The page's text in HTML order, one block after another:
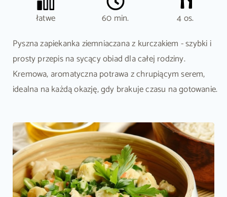
łatwe 60 min.
4 os.
Pyszna zapiekanka ziemniaczana z kurczakiem - szybki i
prosty przepis na sycący obiad dla całej rodziny.
Kremowa, aromatyczna potrawa z chrupiącym serem,
idealna na każdą okazję, gdy brakuje czasu na gotowanie.